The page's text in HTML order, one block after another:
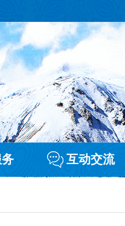
互动交流